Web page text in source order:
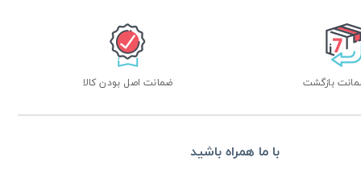
ضمانت اصل بودن کالا
با ما همراه باشید